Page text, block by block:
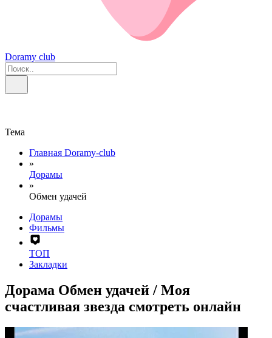
Doramy club
Тема
Главная Doramy-club
»
Дорамы
»
Обмен удачей
Дорамы
Фильмы
ТОП
Закладки
Дорама Обмен удачей / Моя
счастливая звезда смотреть онлайн